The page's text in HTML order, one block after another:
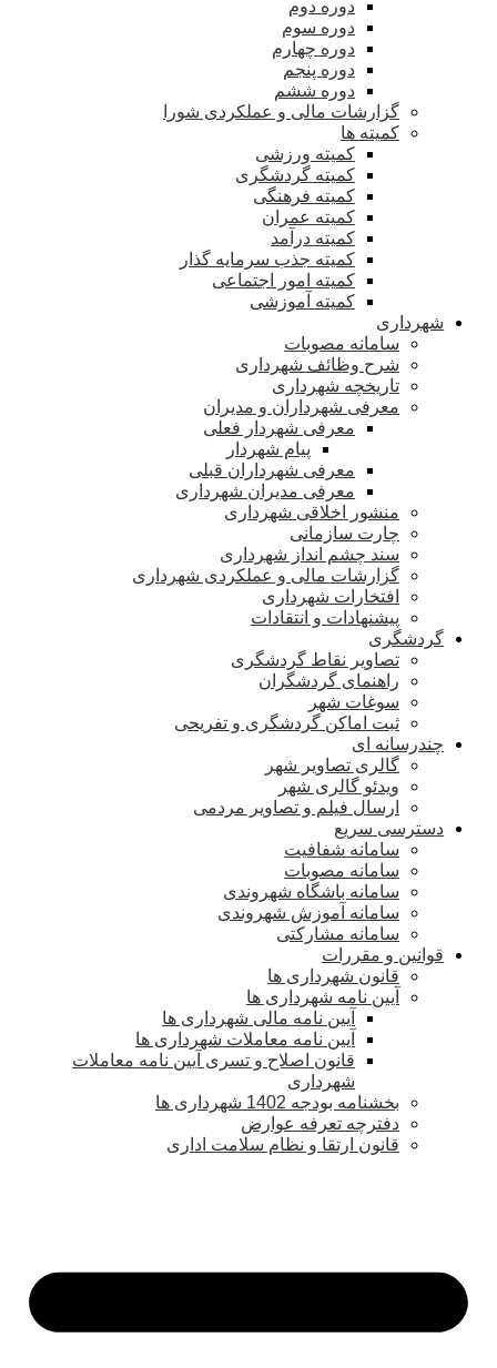
دوره دوم
دوره سوم
دوره چهارم
دوره پنجم
دوره ششم
گزارشات مالی و عملکردی شورا
کمیته ها
کمیته ورزشی
کمیته گردشگری
کمیته فرهنگی
کمیته عمران
کمیته درآمد
کمیته جذب سرمایه گذار
کمیته امور اجتماعی
کمیته آموزشی
شهرداری
سامانه مصوبات
شرح وظائف شهرداری
تاریخچه شهرداری
معرفی شهرداران و مدیران
معرفی شهردار فعلی
پیام شهردار
معرفی شهرداران قبلی
معرفی مدیران شهرداری
منشور اخلاقی شهرداری
چارت سازمانی
سند چشم انداز شهرداری
گزارشات مالی و عملکردی شهرداری
افتخارات شهرداری
پیشنهادات و انتقادات
گردشگری
تصاویر نقاط گردشگری
راهنمای گردشگران
سوغات شهر
ثبت اماکن گردشگری و تفریحی
چندرسانه ای
گالری تصاویر شهر
ویدئو گالری شهر
ارسال فیلم و تصاویر مردمی
دسترسی سریع
سامانه شفافیت
سامانه مصوبات
سامانه باشگاه شهروندی
سامانه آموزش شهروندی
سامانه مشارکتی
قوانین و مقررات
قانون شهرداری ها
آیین نامه شهرداری ها
آیین نامه مالی شهرداری ها
آیین نامه معاملات شهرداری ها
قانون اصلاح و تسری آیین نامه معاملات
شهرداری
بخشنامه بودجه 1402 شهرداری ها
دفترچه تعرفه عوارض
قانون ارتقا و نظام سلامت اداری